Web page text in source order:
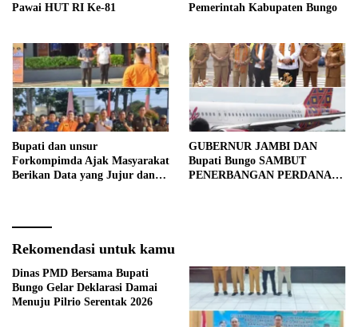
Pawai HUT RI Ke-81
Pemerintah Kabupaten Bungo
Bupati dan unsur
Forkompimda Ajak Masyarakat
Berikan Data yang Jujur dan
GUBERNUR JAMBI DAN
Bupati Bungo SAMBUT
PENERBANGAN PERDANA
Rekomendasi untuk kamu
Dinas PMD Bersama Bupati
Bungo Gelar Deklarasi Damai
Menuju Pilrio Serentak 2026